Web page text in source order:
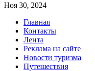
Ноя 30, 2024
Главная
Контакты
Лента
Реклама на сайте
Новости туризма
Путешествия